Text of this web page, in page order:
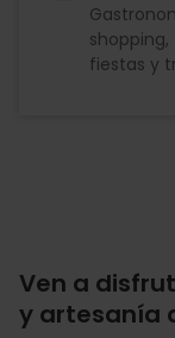
shopping
fiestas y
Ven a
y artesanía